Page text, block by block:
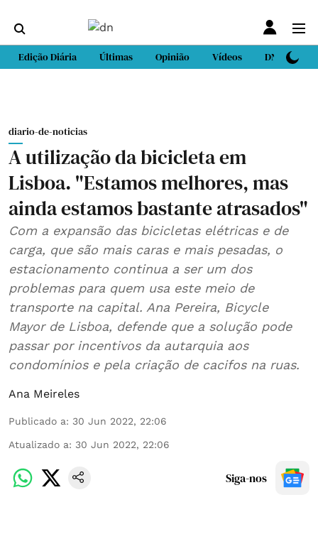
Edição Diária Últimas Opinião Vídeos DN Sport
diario-de-noticias
A utilização da bicicleta em
Lisboa. "Estamos melhores, mas
ainda estamos bastante atrasados"
Com a expansão das bicicletas elétricas e de
carga, que são mais caras e mais pesadas, o
estacionamento continua a ser um dos
problemas para quem usa este meio de
transporte na capital. Ana Pereira, Bicycle
Mayor de Lisboa, defende que a solução pode
passar por incentivos da autarquia aos
condomínios e pela criação de cacifos na ruas.
Ana Meireles
Publicado a: 30 Jun 2022, 22:06
Atualizado a: 30 Jun 2022, 22:06
Siga-nos